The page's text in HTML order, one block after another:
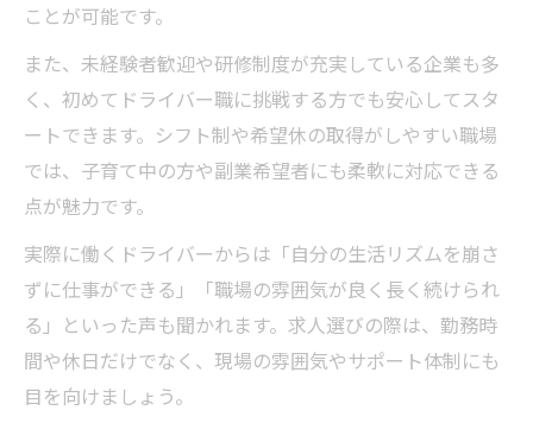
ことが可能です。
また、未経験者歓迎や研修制度が充実している企業も多
く、初めてドライバー職に挑戦する方でも安心してスタ
ートできます。シフト制や希望休の取得がしやすい職場
では、子育て中の方や副業希望者にも柔軟に対応できる
点が魅力です。
実際に働くドライバーからは「自分の生活リズムを崩さ
ずに仕事ができる」「職場の雰囲気が良く長く続けられ
る」といった声も聞かれます。求人選びの際は、勤務時
間や休日だけでなく、現場の雰囲気やサポート体制にも
目を向けましょう。